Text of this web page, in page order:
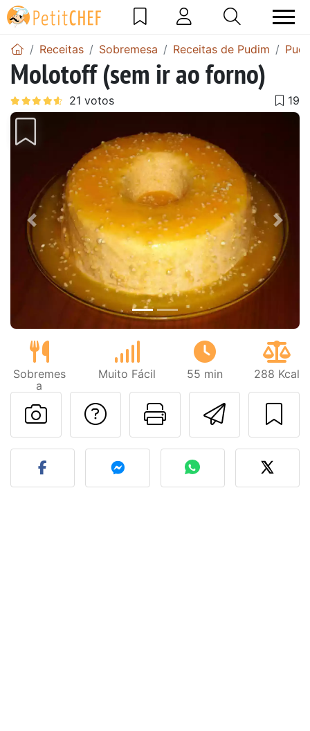
Receitas Sobremesa Receitas de Pudim
Molotoff (sem ir ao forno)
Anterior Next
Sobremes
a
Muito Fácil 55 min 288 Kcal
Imprima
Falar com o autor
Fez esta receita?